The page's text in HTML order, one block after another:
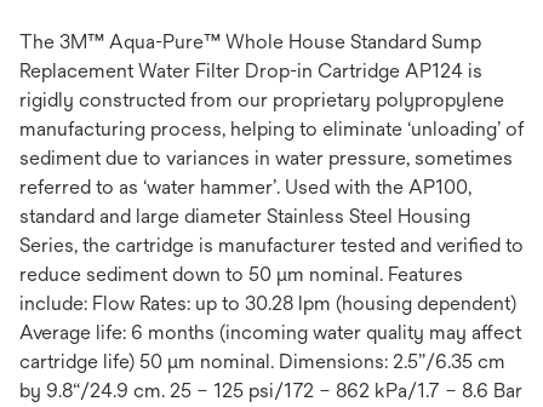
The 3M™ Aqua-Pure™ Whole House Standard Sump
Replacement Water Filter Drop-in Cartridge AP124 is
rigidly constructed from our proprietary polypropylene
manufacturing process, helping to eliminate ‘unloading’ of
sediment due to variances in water pressure, sometimes
referred to as ‘water hammer’. Used with the AP100,
standard and large diameter Stainless Steel Housing
Series, the cartridge is manufacturer tested and verified to
reduce sediment down to 50 µm nominal. Features
include: Flow Rates: up to 30.28 lpm (housing dependent)
Average life: 6 months (incoming water quality may affect
cartridge life) 50 µm nominal. Dimensions: 2.5”/6.35 cm
by 9.8“/24.9 cm. 25 – 125 psi/172 – 862 kPa/1.7 – 8.6 Bar